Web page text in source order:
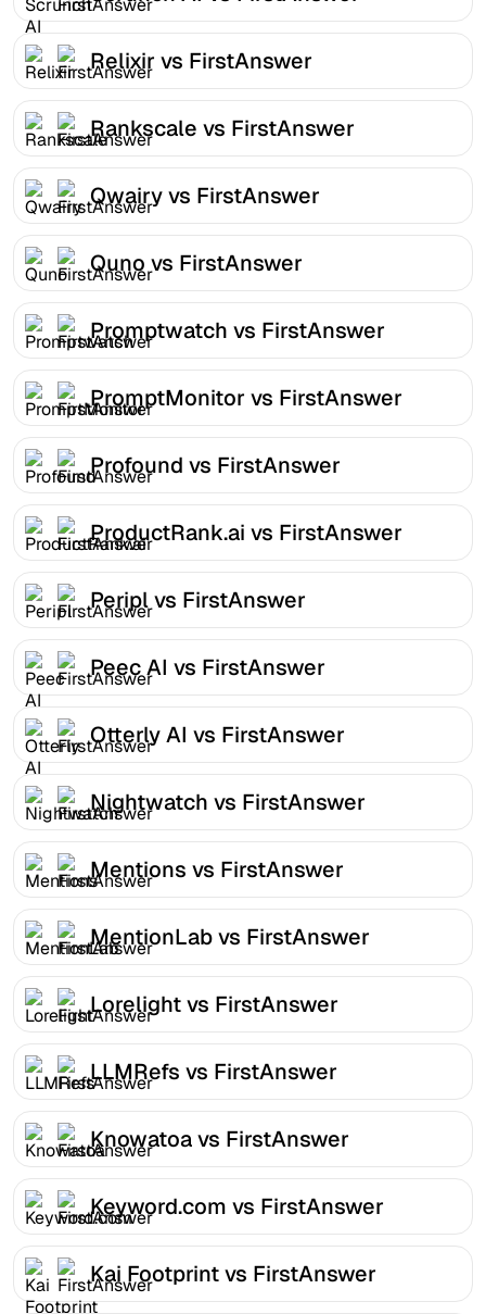
Relixir vs FirstAnswer
Rankscale vs FirstAnswer
Qwairy vs FirstAnswer
Quno vs FirstAnswer
Promptwatch vs FirstAnswer
PromptMonitor vs FirstAnswer
Profound vs FirstAnswer
ProductRank.ai vs FirstAnswer
Peripl vs FirstAnswer
Peec AI vs FirstAnswer
Otterly AI vs FirstAnswer
Nightwatch vs FirstAnswer
Mentions vs FirstAnswer
MentionLab vs FirstAnswer
Lorelight vs FirstAnswer
LLMRefs vs FirstAnswer
Knowatoa vs FirstAnswer
Keyword.com vs FirstAnswer
Kai Footprint vs FirstAnswer